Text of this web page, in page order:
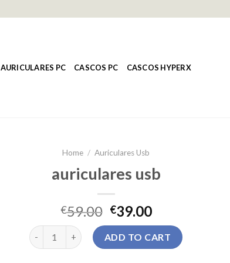
AURICULARES PC CASCOS PC CASCOS HYPERX
Home / Auriculares Usb
auriculares usb
€59.00 €39.00
auriculares usb quantityADD TO CART